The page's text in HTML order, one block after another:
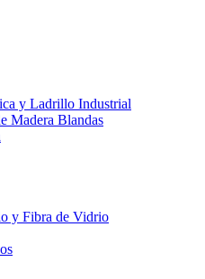
y Ladrillo Industrial
Madera Blandas
y Fibra de Vidrio